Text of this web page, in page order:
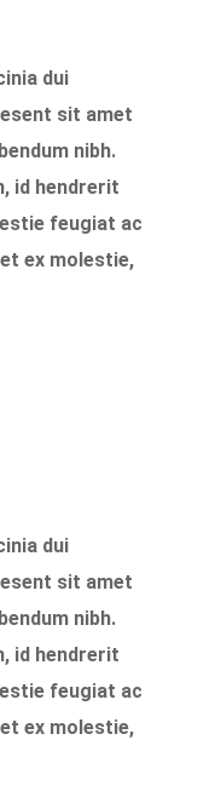
dui
sit amet
nibh.
id hendrerit
feugiat ac
ex molestie,
dui
sit amet
nibh.
id hendrerit
feugiat ac
ex molestie,